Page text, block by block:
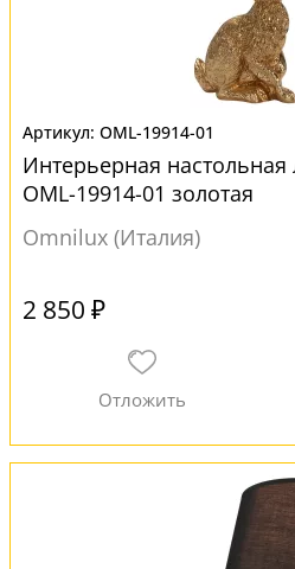
OML-19914-01
Интерьерная настольная
OML-19914-01 золотая
Omnilux (Италия)
2 850 ₽